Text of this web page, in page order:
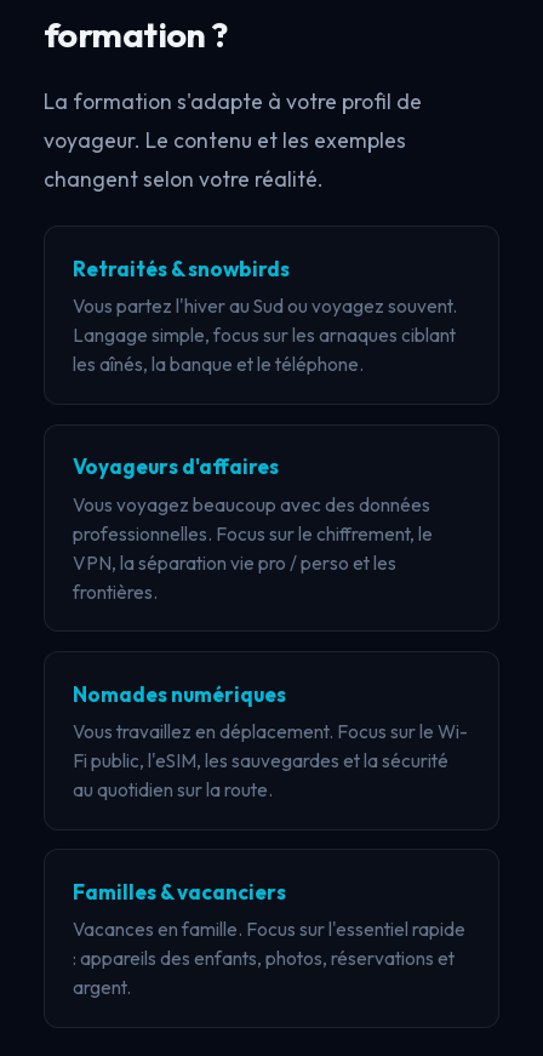
formation ?
La formation s'adapte à votre profil de
voyageur. Le contenu et les exemples
changent selon votre réalité.
Retraités & snowbirds
Vous partez l'hiver au Sud ou voyagez souvent.
Langage simple, focus sur les arnaques ciblant
les aînés, la banque et le téléphone.
Voyageurs d'affaires
Vous voyagez beaucoup avec des données
professionnelles. Focus sur le chiffrement, le
VPN, la séparation vie pro / perso et les
frontières.
Nomades numériques
Vous travaillez en déplacement. Focus sur le Wi-
Fi public, l'eSIM, les sauvegardes et la sécurité
au quotidien sur la route.
Familles & vacanciers
Vacances en famille. Focus sur l'essentiel rapide
: appareils des enfants, photos, réservations et
argent.